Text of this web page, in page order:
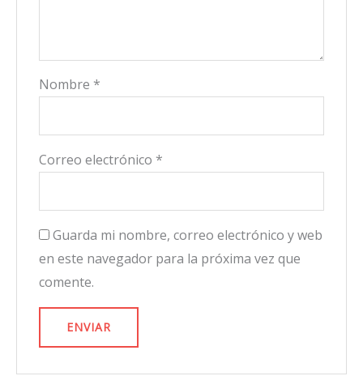
Nombre *
Correo electrónico *
Guarda mi nombre, correo electrónico y web
en este navegador para la próxima vez que
comente.